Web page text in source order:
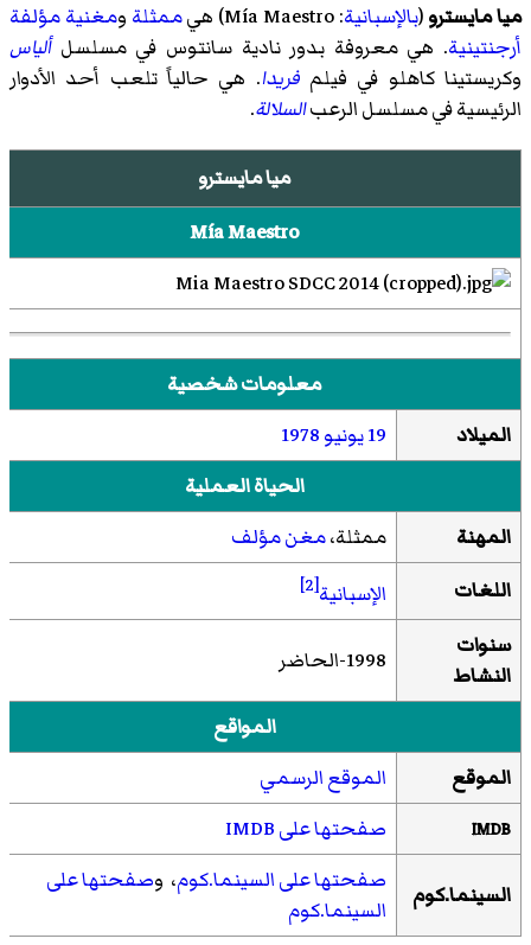
ميا مايسترو(بالإسبانية:
Mía Maestro)‏ هيممثلة و‌مغنية مؤلفة
أرجنتينية. هي معروفة بدور نادية سانتوس في مسلسلألياس
وكريستينا كاهلو في فيلمفريدا. هي حالياً تلعب أحد الأدوار
الرئيسية في مسلسل الرعبالسلالة.
ميا مايسترو
Mía Maestro
معلومات شخصية
الميلاد
19 يونيو
1978
الحياة العملية
المهنة
ممثلة،مغن مؤلف
اللغات
الإسبانية[2]
سنوات
النشاط
1998-الحاضر
المواقع
الموقع
الموقع الرسمي
IMDB صفحتها على IMDB
السينما.كوم صفحتها على السينما.كوم، وصفحتها على
السينما.كوم